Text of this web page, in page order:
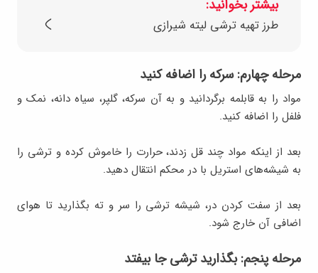
بیشتر بخوانید:
طرز تهیه ترشی لیته شیرازی
مرحله چهارم: سرکه را اضافه کنید
مواد را به قابلمه برگردانید و به آن سرکه، گلپر، سیاه دانه، نمک و
فلفل را اضافه کنید.
بعد از اینکه مواد چند قل زدند، حرارت را خاموش کرده و ترشی را
به شیشه‌های استریل با در محکم انتقال دهید.
بعد از سفت کردن در، شیشه ترشی را سر و ته بگذارید تا هوای
اضافی آن خارج شود.
مرحله پنجم: بگذارید ترشی جا بیفتد